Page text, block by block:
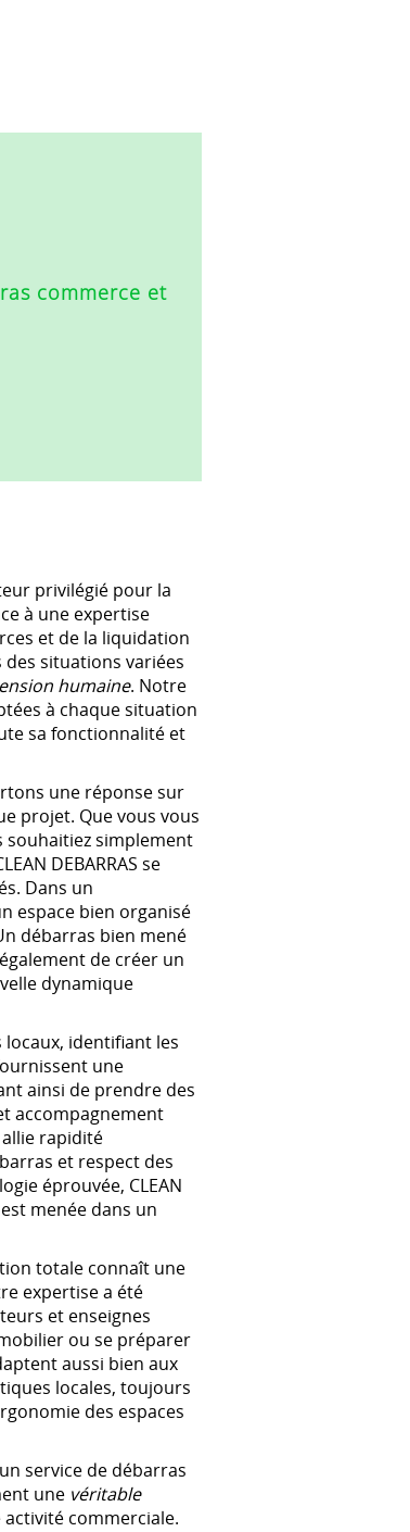
commerce et
privilégié pour la
à une expertise
et de la liquidation
situations variées
humaine. Notre
à chaque situation
sa fonctionnalité et
une réponse sur
projet. Que vous vous
souhaitiez simplement
DEBARRAS se
Dans un
espace bien organisé
débarras bien mené
de créer un
dynamique
identifiant les
une
ainsi de prendre des
accompagnement
rapidité
et respect des
éprouvée, CLEAN
menée dans un
totale connaît une
expertise a été
et enseignes
ou se préparer
aussi bien aux
locales, toujours
des espaces
service de débarras
une véritable
commerciale.